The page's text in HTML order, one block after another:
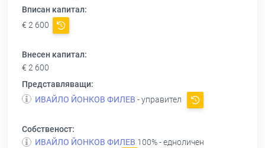
Вписан капитал:
€ 2 600
Внесен капитал:
€ 2 600
Представляващи:
ИВАЙЛО ЙОНКОВ ФИЛЕВ - управител
Собственост:
ИВАЙЛО ЙОНКОВ ФИЛЕВ 100% - едноличен